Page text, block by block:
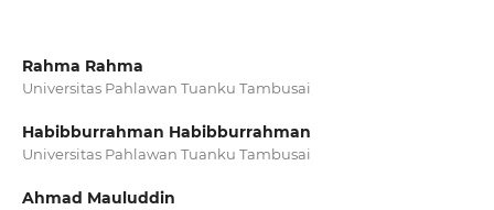
Rahma Rahma
Universitas Pahlawan Tuanku Tambusai
Habibburrahman Habibburrahman
Universitas Pahlawan Tuanku Tambusai
Ahmad Mauluddin